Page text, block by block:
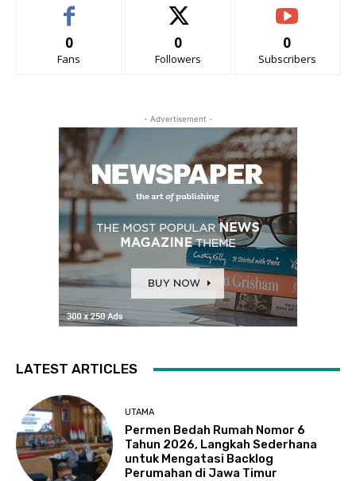
0
Fans
0
Followers
0
Subscribers
- Advertisement -
LATEST ARTICLES
UTAMA
Permen Bedah Rumah Nomor 6
Tahun 2026, Langkah Sederhana
untuk Mengatasi Backlog
Perumahan di Jawa Timur